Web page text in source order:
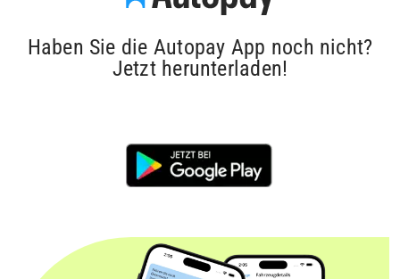
Haben Sie die Autopay App noch nicht?
Jetzt herunterladen!